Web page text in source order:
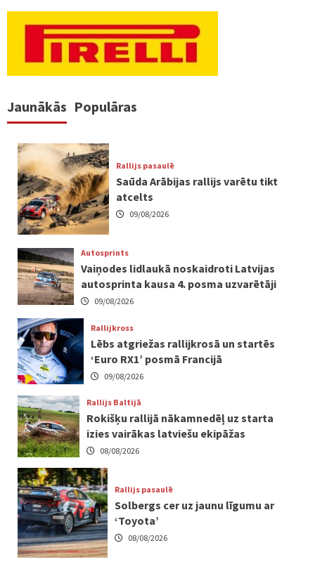
Jaunākās Populāras
Rallijs pasaulē
Saūda Arābijas rallijs varētu tikt
atcelts
09/08/2026
Autosprints
Vaiņodes lidlaukā noskaidroti Latvijas
autosprinta kausa 4. posma uzvarētāji
09/08/2026
Rallijkross
Lēbs atgriežas rallijkrosā un startēs
‘Euro RX1’ posmā Francijā
09/08/2026
Rallijs Baltijā
Rokišķu rallijā nākamnedēļ uz starta
izies vairākas latviešu ekipāžas
08/08/2026
Rallijs pasaulē
Solbergs cer uz jaunu līgumu ar
‘Toyota’
08/08/2026